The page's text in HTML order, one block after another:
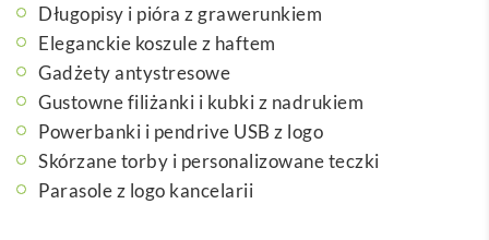
Długopisy i pióra z grawerunkiem
Eleganckie koszule z haftem
Gadżety antystresowe
Gustowne filiżanki i kubki z nadrukiem
Powerbanki i pendrive USB z logo
Skórzane torby i personalizowane teczki
Parasole z logo kancelarii